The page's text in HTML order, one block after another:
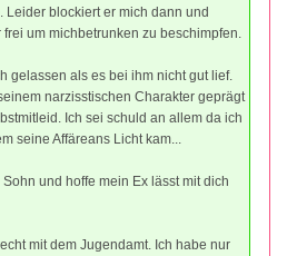
Leider blockiert er mich dann und
um michbetrunken zu beschimpfen.
gelassen als es bei ihm nicht gut lief.
narzisstischen Charakter geprägt
Ich sei schuld an allem da ich
seine Affäreans Licht kam...
und hoffe mein Ex lässt mit dich
mit dem Jugendamt. Ich habe nur